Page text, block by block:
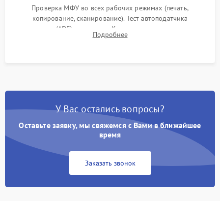
Проверка МФУ во всех рабочих режимах (печать,
копирование, сканирование). Тест автоподатчика
документов (ADF) и дуплекса. Контроль качества отпечатка
на отсутствие серого фона, полос и надежность запекания
Подробнее
У Вас остались вопросы?
Оставьте заявку, мы свяжемся с Вами в ближайшее
время
Заказать звонок